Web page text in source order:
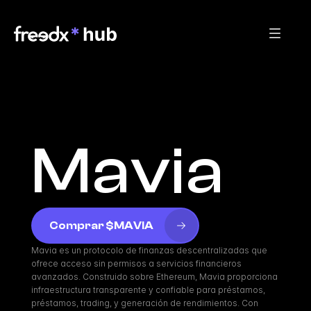
Mavia
Comprar $MAVIA
Mavia es un protocolo de finanzas descentralizadas que
ofrece acceso sin permisos a servicios financieros
avanzados. Construido sobre Ethereum, Mavia proporciona
infraestructura transparente y confiable para préstamos,
préstamos, trading, y generación de rendimientos. Con